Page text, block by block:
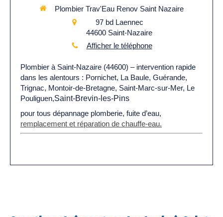
Plombier Trav'Eau Renov Saint Nazaire
97 bd Laennec
44600 Saint-Nazaire
Afficher le téléphone
Plombier à Saint-Nazaire (44600) – intervention rapide
dans les alentours : Pornichet, La Baule, Guérande,
Trignac, Montoir-de-Bretagne, Saint-Marc-sur-Mer, Le
Pouliguen,Saint-Brevin-les-Pins
pour tous dépannage plomberie, fuite d’eau,
remplacement et réparation de chauffe-eau.